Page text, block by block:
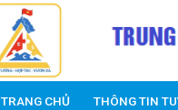
TRANG CHỦ THÔNG TIN